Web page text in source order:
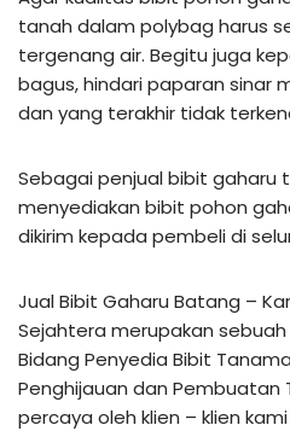
tanah dalam polybag harus
tergenang air. Begitu juga
bagus, hindari paparan sinar
dan yang terakhir tidak
Sebagai penjual bibit gaharu
menyediakan bibit pohon
dikirim kepada pembeli di
Jual Bibit Gaharu Batang –
Sejahtera merupakan
Bidang Penyedia Bibit
Penghijauan dan Pembuatan
percaya oleh klien – klien